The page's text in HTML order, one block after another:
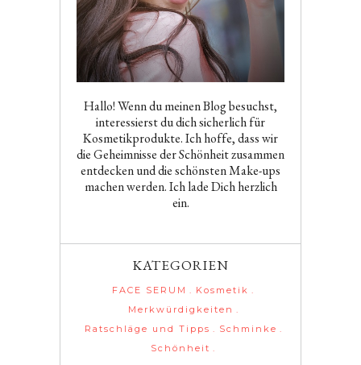
Hallo! Wenn du meinen Blog besuchst,
interessierst du dich sicherlich für
Kosmetikprodukte. Ich hoffe, dass wir
die Geheimnisse der Schönheit zusammen
entdecken und die schönsten Make-ups
machen werden. Ich lade Dich herzlich
ein.
KATEGORIEN
FACE SERUM
Kosmetik
Merkwürdigkeiten
Ratschläge und Tipps
Schminke
Schönheit